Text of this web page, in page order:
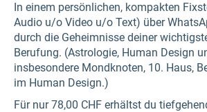
In einem persönlichen, kompakten
Audio u/o Video u/o Text) über
durch die Geheimnisse deiner
Berufung. (Astrologie, Human Design
insbesondere Mondknoten, 10. Haus,
im Human Design.)
Für nur 78,00 CHF erhältst du